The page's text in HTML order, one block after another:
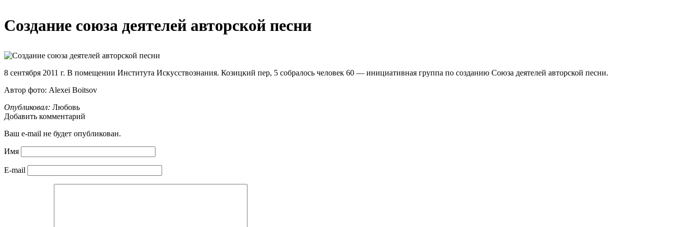
Создание союза деятелей авторской песни
8 сентября 2011 г. В помещении Института Искусствознания. Козицкий пер, 5 собралось человек 60 — инициативная группа по созданию Союза деятелей авторской песни.
Автор фото: Alexei Boitsov
Опубликовал: Любовь
Добавить комментарий
Ваш e-mail не будет опубликован.
Имя
E-mail